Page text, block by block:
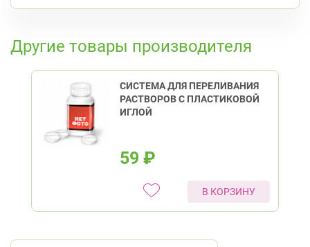
Другие товары производителя
СИСТЕМА ДЛЯ ПЕРЕЛИВАНИЯ
РАСТВОРОВ С ПЛАСТИКОВОЙ
ИГЛОЙ
59 ₽
В КОРЗИНУ